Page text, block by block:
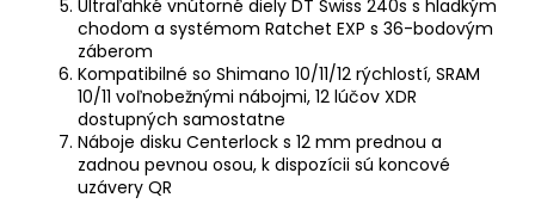
Ultraľahké vnútorné diely DT Swiss 240s s hladkým
chodom a systémom Ratchet EXP s 36-bodovým
záberom
Kompatibilné so Shimano 10/11/12 rýchlostí, SRAM
10/11 voľnobežnými nábojmi, 12 lúčov XDR
dostupných samostatne
Náboje disku Centerlock s 12 mm prednou a
zadnou pevnou osou, k dispozícii sú koncové
uzávery QR